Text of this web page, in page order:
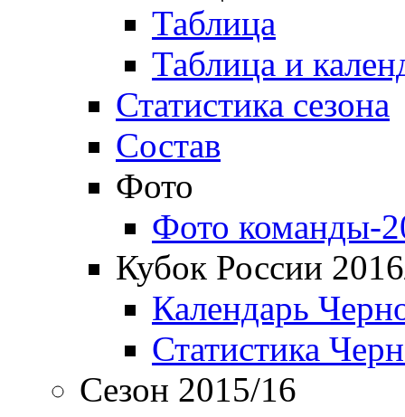
Таблица
Таблица и
Статистика сезона
Состав
Фото
Фото команды-
Кубок России
Календарь
Статистика
Сезон 2015/16